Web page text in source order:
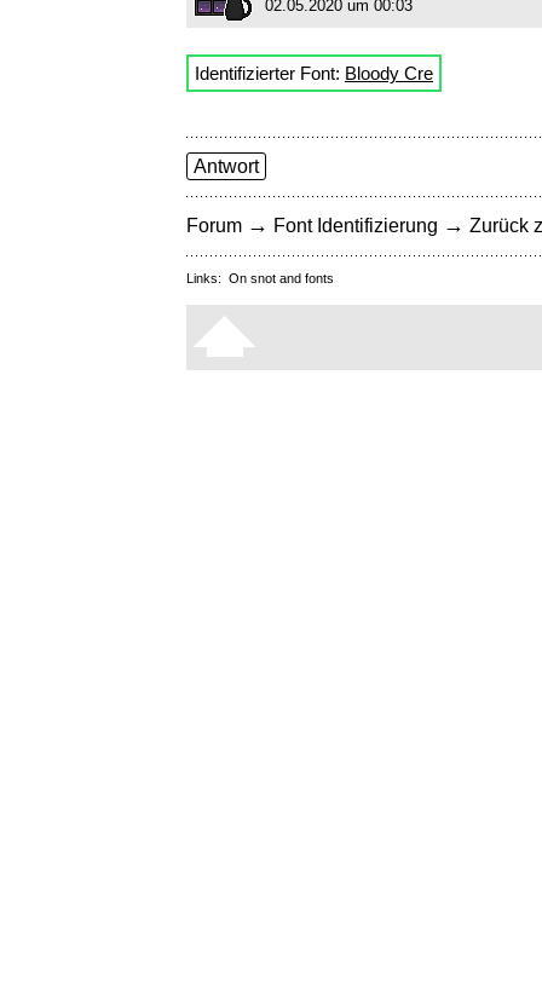
02.05.2020 um 00:03
Identifizierter Font: Bloody Cre
Antwort
Forum → Font Identifizierung → Zurück
Links: On snot and fonts